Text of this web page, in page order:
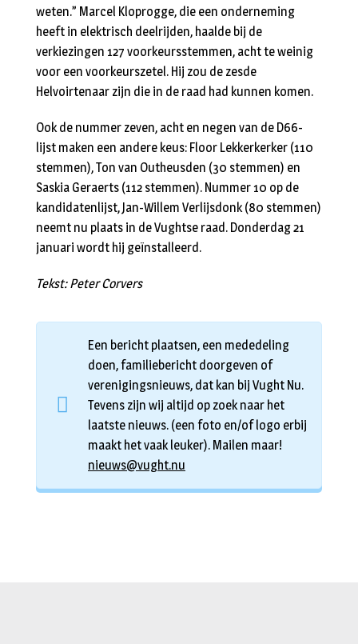
weten.” Marcel Kloprogge, die een onderneming
heeft in elektrisch deelrijden, haalde bij de
verkiezingen 127 voorkeursstemmen, acht te weinig
voor een voorkeurszetel. Hij zou de zesde
Helvoirtenaar zijn die in de raad had kunnen komen.
Ook de nummer zeven, acht en negen van de D66-
lijst maken een andere keus: Floor Lekkerkerker (110
stemmen), Ton van Outheusden (30 stemmen) en
Saskia Geraerts (112 stemmen). Nummer 10 op de
kandidatenlijst, Jan-Willem Verlijsdonk (80 stemmen)
neemt nu plaats in de Vughtse raad. Donderdag 21
januari wordt hij geïnstalleerd.
Tekst: Peter Corvers
Een bericht plaatsen, een mededeling
doen, familiebericht doorgeven of
verenigingsnieuws, dat kan bij Vught Nu.
Tevens zijn wij altijd op zoek naar het
laatste nieuws. (een foto en/of logo erbij
maakt het vaak leuker). Mailen maar!
nieuws@vught.nu